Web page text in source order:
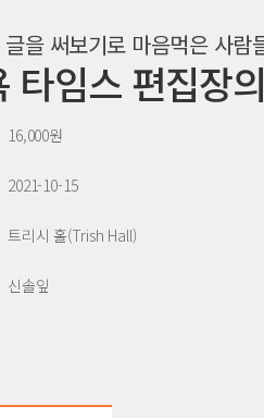
을 써보기로 마음먹은 사람
타임스 편집장
16,000원
2021-10-15
트리시 홀(Trish Hall)
신솔잎